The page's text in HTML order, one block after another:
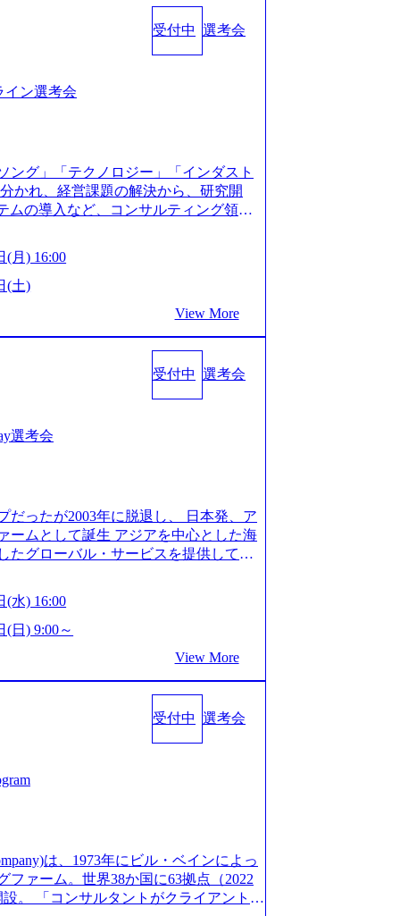
業委託業務」を受託 (https://prtimes.jp/
バレジーズ、モチベーション管理システ
html/rd/p/000000622.000010591.html)
種編 〜 (https://www.youtube.com/watc
創業以来黒字を維持し、急成長中であ
ベンチャー。創業から黒字経営。年間
production.appspot.com/public/images/
https://storage.
public/images/20251030164946_dc0888
業界を経験することが可能 社内転職
内スカウトや社内公募制度を用いて
storage.googleapis.com/our-vision-prod
内装8億円超のかっこいいオフィスがあ
ランキング受賞歴多数 あえての未上場
の自由度が高く、赤字事業でも投資し
面でのコミュニケーションメリットを
日(土) 10:00～最長16:00 2026年8月10
の流れ 受付 → 会社説明会 → 面接(会社
※通常の選考フローと異なり、事前に
ジタルイノベーション事業部でのポジ
、そして適性や志向性に合わせて、以
いての作業も発生します。 ＜ITコン
系の領域において、大手・ベンチャ
援を行います。 直近の案件では、大
す。 生成AIなどの最新技術とシステム
に貢献します。 ＜PL/PM＞ 顧客の要望
イル開発による開発支援までを一気通
提案・推進の中核として、企画・要件
件メインです。 要件定義～設計～開
いただき、当社の社員が業務面をサ
案、そして実行までを一気通貫で支援
て顧客の要望や提案を柔軟に取り入れ
提案がサービスに直接反映されやす
受付中 選考会
イン選考会
ング」「テクノロジー」「インダスト
かれ、経営課題の解決から、研究開
ムの導入など、コンサルティング領域
に良質な顧客基盤を築いており、Fortu
ントとして抱えている 手掛けたプロ
るグローバル化」「資生堂グループ
はKDDIと合弁会社「ARISE analytics」
ス技術で新たなイノベーションを創出
に行う 採用資料 (https://www.accentur
document-2/Accenture-Recruiting-Brochur
content/dam/accenture/f
careers-blog) 江川社長が語る「105点
articles/-/346218) 大手広告代理
トへ。会社に入って、何が変わった？
プラダ：ラグジュアリー製品のパーソナ
case-studies/song/prada-luxury-product-c
www.accenture.com/jp-ja/case-stud
テジー & コンサルティング） ソフトバ
2020」でマーケ＆営業のDX実現 (http
media/softbank)（通信） 経済産
安ネット」を構築。省庁DXの先進事
studies/public-service/meti-industry-safety-
goods-services/calbee)（消費財・サ
年5月時点）の社員を擁し、世界120以
日本では2.3万人以上の従業員を擁し
倍近くの成長を遂げていることから、
を抱えており、アビームコンサルティ
サルタント制度の有資格者数が多く、
者は年間約1,000名） 残業時間や有休
実行前後で離職率を半減させることに
いるほか、在宅勤務制度の全社展開、
(月) 16:00
(土)
View More
受付中 選考会
選考会
だったが2003年に脱退し、 日本発、ア
ームとして誕生 アジアを中心とした海
たグローバル・サービスを提供してい
通じて社会や産業の課題を解決し、
イアント変革の確実な実現と社会的
の戦略的資本提携も実現して、現在は
6,000名を超えるプロフェッショナルを
報通信、公共事業など幅広い分野をク
日本市場No.1を誇り、全世界で6,400件
認定コンサルタント資格を取得してい
のSAP S/4HANA®認定コンサルタント
、それらを活用してお客様に最適なS
7d54-42b9-a7ae-8c532c52d3
『SAP A
秀賞「プロジェクト・アワード」を受
アビームコンサルティ
ど可視化 (https://www.nikkan.co.jp/articl
(水) 16:00
(日) 9:00～
View More
受付中 選考会
は、1973年にビル・ベインによっ
ァーム。世界38か国に63拠点（2022
。 「コンサルタントがクライアントに